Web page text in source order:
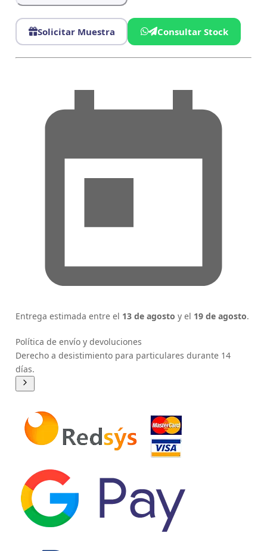
Solicitar Muestra Consultar Stock
Entrega estimada entre el 13 de agosto y el 19 de agosto.
Política de envío y devoluciones
Derecho a desistimiento para particulares durante 14
días.